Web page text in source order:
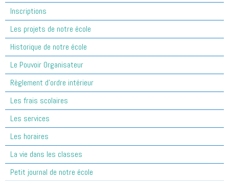
Inscriptions
Les projets de notre école
Historique de notre école
Le Pouvoir Organisateur
Règlement d'ordre intérieur
Les frais scolaires
Les services
Les horaires
La vie dans les classes
Petit journal de notre école